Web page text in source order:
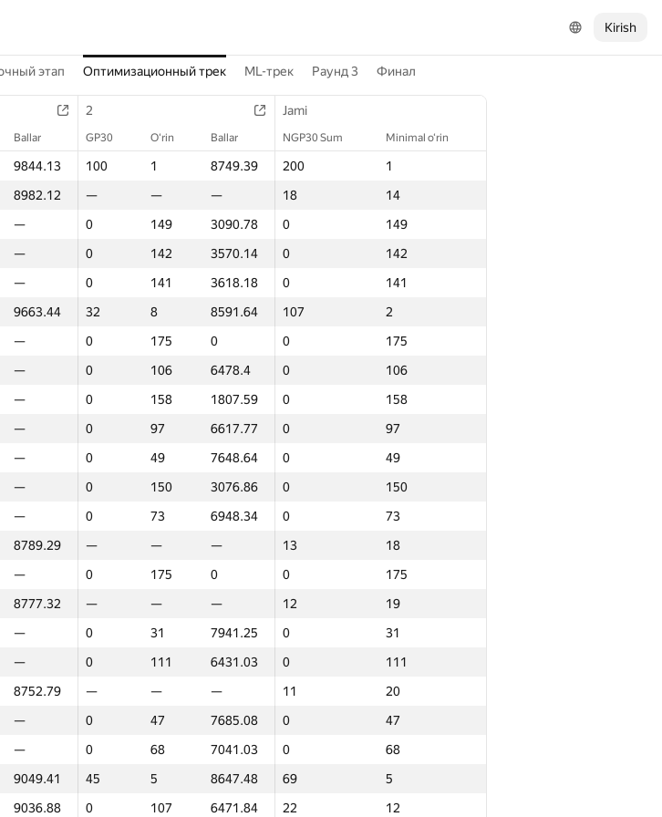
Kirish
этап Оптимизационный трек ML-трек Раунд 3 Финал
2 Jami
Ballar GP30 O‘rin Ballar NGP30 Sum Minimal o‘rin
9844.13 100 1 8749.39 200
1
8982.12 — — — 18
14
— 0 149 3090.78 0
149
— 0 142 3570.14 0
142
— 0 141 3618.18 0
141
9663.44 32 8 8591.64 107
2
— 0 175 0 0
175
— 0 106 6478.4 0
106
— 0 158 1807.59 0
158
— 0 97 6617.77 0
97
— 0 49 7648.64 0
49
— 0 150 3076.86 0
150
— 0 73 6948.34 0
73
8789.29 — — — 13
18
— 0 175 0 0
175
8777.32 — — — 12
19
— 0 31 7941.25 0
31
— 0 111 6431.03 0
111
8752.79 — — — 11
20
— 0 47 7685.08 0
47
— 0 68 7041.03 0
68
9049.41 45 5 8647.48 69
5
9036.88 0 107 6471.84 22
12
2 Jami
Ballar GP30 O‘rin Ballar NGP30 Sum Minimal o‘rin